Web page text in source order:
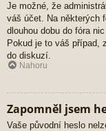
Je možné, že
váš účet. Na některých
dlouhou dobu do fóra
Pokud je to váš případ,
do diskuzí.
Nahoru
Zapomněl jsem
Vaše původní heslo